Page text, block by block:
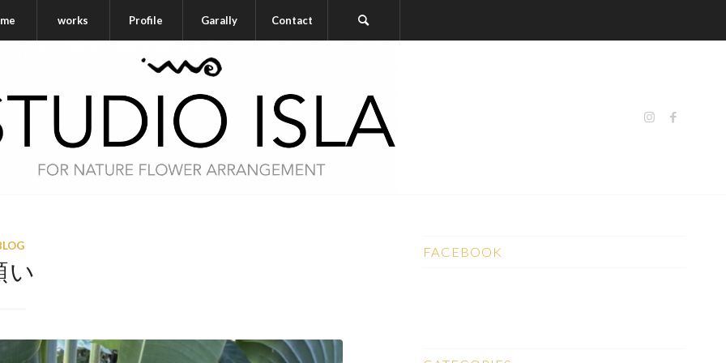
works Profile Garally Contact
い
FACEBOOK